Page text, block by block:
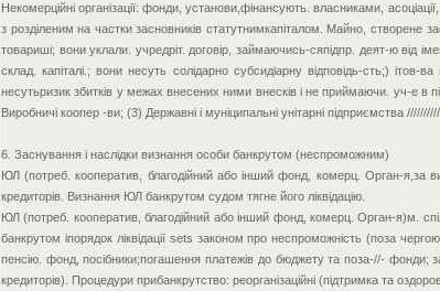
Некомерційні організації: фонди, установи,фінансують. власниками,
з розділеним на частки засновників статутнимкапіталом. Майно, створене
товариші; вони уклали. учредріт. договір, займаючись-сяпідпр. деят-ю від
склад. капіталі.; вони несуть солідарно субсидіарну відповідь-сть;)
несутьризик збитків у межах внесених ними внесків і не приймаючи. уч-е
Виробничі коопер -ви; (3) Державні і муніципальні унітарні підприємства
6. Заснування і наслідки визнання особи банкрутом (неспроможним)
ЮЛ (потреб. кооператив, благодійний або інший фонд, комерц. Орган-я,за
кредиторів. Визнання ЮЛ банкрутом судом тягне його ліквідацію.
ЮЛ (потреб. кооператив, благодійний або інший фонд, комерц. Орган-я)м.
банкрутом іпорядок ліквідації sets законом про неспроможність (поза
пенсію. фонд, посібники;погашення платежів до бюджету та поза-//- фонди;
кредиторів). Процедури прибанкрутство: реорганізаційні (підтримка та